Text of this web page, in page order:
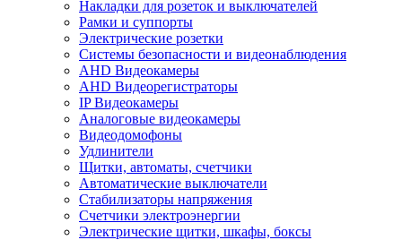
Накладки для розеток и выключателей
Рамки и суппорты
Электрические розетки
Системы безопасности и видеонаблюдения
AHD Видеокамеры
AHD Видеорегистраторы
IP Видеокамеры
Аналоговые видеокамеры
Видеодомофоны
Удлинители
Щитки, автоматы, счетчики
Автоматические выключатели
Стабилизаторы напряжения
Счетчики электроэнергии
Электрические щитки, шкафы, боксы